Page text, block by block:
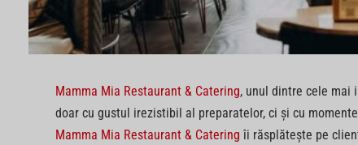
Mamma Mia Restaurant & Catering, unul dintre cele mai
doar cu gustul irezistibil al preparatelor, ci și cu
Mamma Mia Restaurant & Catering îi răsplătește pe